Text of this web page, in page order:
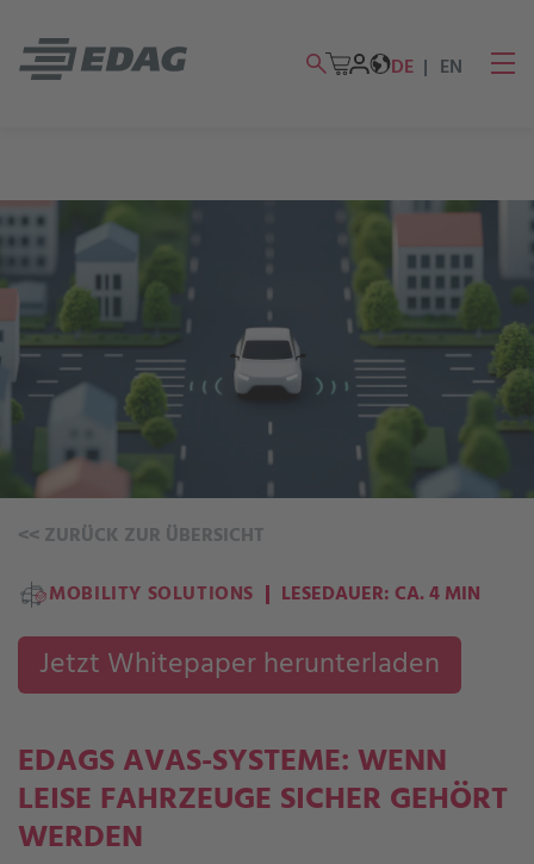
DE EN
<< ZURÜCK ZUR ÜBERSICHT
EDAGS AVAS-SYSTEME: WENN
LEISE FAHRZEUGE SICHER GEHÖRT
WERDEN
MOBILITY SOLUTIONS LESEDAUER: CA. 4 MIN
Jetzt Whitepaper herunterladen